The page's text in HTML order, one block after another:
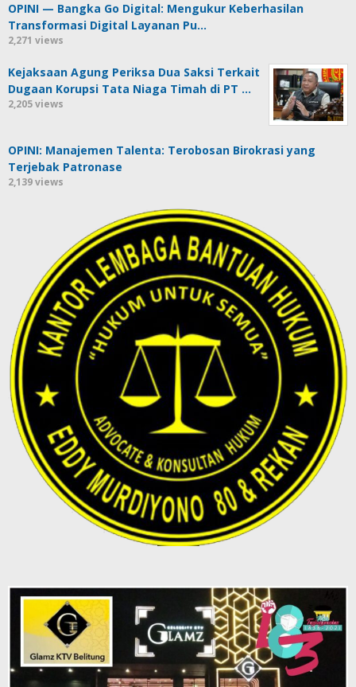
OPINI — Bangka Go Digital: Mengukur Keberhasilan
Transformasi Digital Layanan Pu…
2,271 views
Kejaksaan Agung Periksa Dua Saksi Terkait
Dugaan Korupsi Tata Niaga Timah di PT …
2,205 views
OPINI: Manajemen Talenta: Terobosan Birokrasi yang
Terjebak Patronase
2,139 views